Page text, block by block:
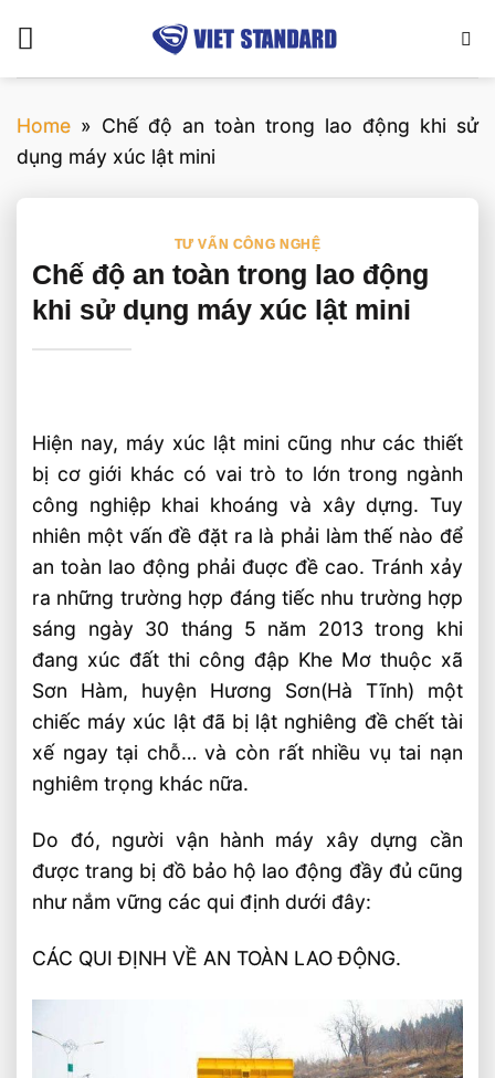
qua
nội
Home » Chế độ an toàn trong lao động khi sử
dụng máy xúc lật mini
TƯ VẤN CÔNG NGHỆ
Chế độ an toàn trong lao động
khi sử dụng máy xúc lật mini
Hiện nay, máy xúc lật mini cũng như các thiết
bị cơ giới khác có vai trò to lớn trong ngành
công nghiệp khai khoáng và xây dựng. Tuy
nhiên một vấn đề đặt ra là phải làm thế nào để
an toàn lao động phải đuợc đề cao. Tránh xảy
ra những trường hợp đáng tiếc nhu trường hợp
sáng ngày 30 tháng 5 năm 2013 trong khi
đang xúc đất thi công đập Khe Mơ thuộc xã
Sơn Hàm, huyện Hương Sơn(Hà Tĩnh) một
chiếc máy xúc lật đã bị lật nghiêng đề chết tài
xế ngay tại chỗ… và còn rất nhiều vụ tai nạn
nghiêm trọng khác nữa.
Do đó, người vận hành máy xây dựng cần
được trang bị đồ bảo hộ lao động đầy đủ cũng
như nắm vững các qui định dưới đây:
CÁC QUI ĐỊNH VỀ AN TOÀN LAO ĐỘNG.